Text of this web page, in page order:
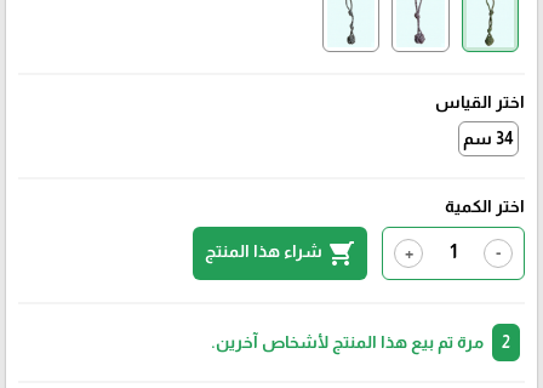
اختر القياس
34 سم
اختر الكمية
-
+
shopping_cart شراء هذا المنتج
مرة تم بيع هذا المنتج لأشخاص آخرين.